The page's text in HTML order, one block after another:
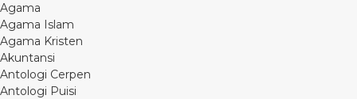
Agama
Agama Islam
Agama Kristen
Akuntansi
Antologi Cerpen
Antologi Puisi